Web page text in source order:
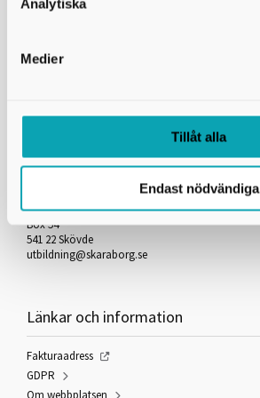
Analytiska
Medier
Tillåt alla
Endast nödvändiga
Länkar
Anmäl ny e-postadress för lösenord
Kontakta oss
Skaraborgs Kommunalförbund
Gymnasieantagningen
Box 54
541 22 Skövde
utbildning@skaraborg.se
Länkar och information
Fakturaadress
GDPR